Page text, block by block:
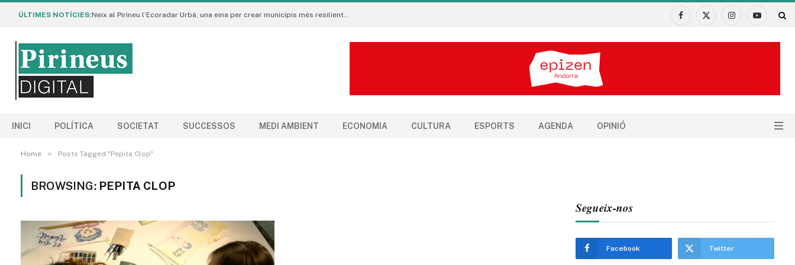
ÚLTIMES NOTÍCIES: Neix al Pirineu l’Ecoradar Urbà, una eina per crear municipis més resilients al canvi climàtic
Facebook
X
InstagramYouTube
INICI POLÍTICA SOCIETAT SUCCESSOS MEDI AMBIENT ECONOMIA CULTURA ESPORTS AGENDA OPINIÓ
Home » Posts Tagged "Pepita Clop"
BROWSING: PEPITA CLOP
Segueix-nos
Facebook Twitter